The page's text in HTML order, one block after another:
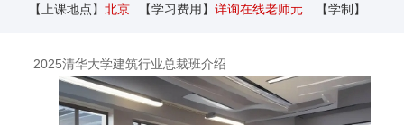
【上课地点】 北京 【学习费用】 详询在线老师元 【学制】
2025清华大学建筑行业总裁班介绍